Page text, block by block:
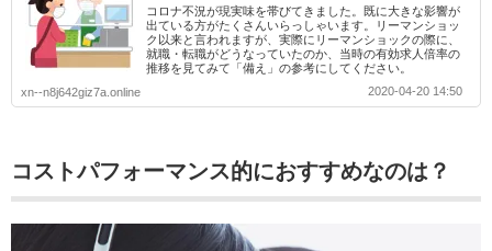
コロナ不況が現実味を帯びてきました。既に大きな影響が
出ている方がたくさんいらっしゃいます。リーマンショッ
ク以来と言われますが、実際にリーマンショックの際に、
就職・転職がどうなっていたのか、当時の有効求人倍率の
推移を見てみて「備え」の参考にしてください。
xn--n8j642giz7a.online
2020-04-20 14:50
コストパフォーマンス的におすすめなのは？